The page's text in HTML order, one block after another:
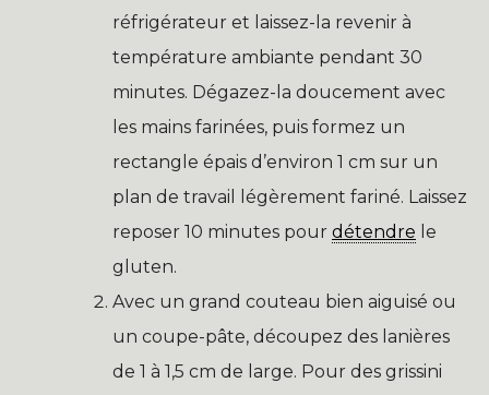
réfrigérateur et laissez-la revenir à
température ambiante pendant 30
minutes. Dégazez-la doucement avec
les mains farinées, puis formez un
rectangle épais d’environ 1 cm sur un
plan de travail légèrement fariné. Laissez
reposer 10 minutes pour détendre le
gluten.
Avec un grand couteau bien aiguisé ou
un coupe-pâte, découpez des lanières
de 1 à 1,5 cm de large. Pour des grissini